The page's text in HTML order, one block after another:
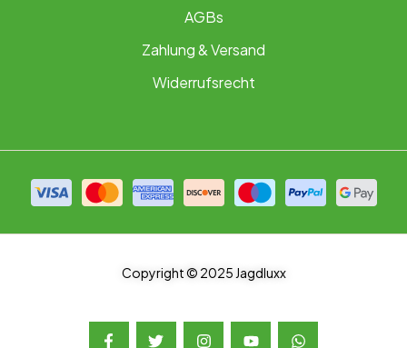
AGBs
Zahlung & Versand
Widerrufsrecht
Copyright © 2025 Jagdluxx